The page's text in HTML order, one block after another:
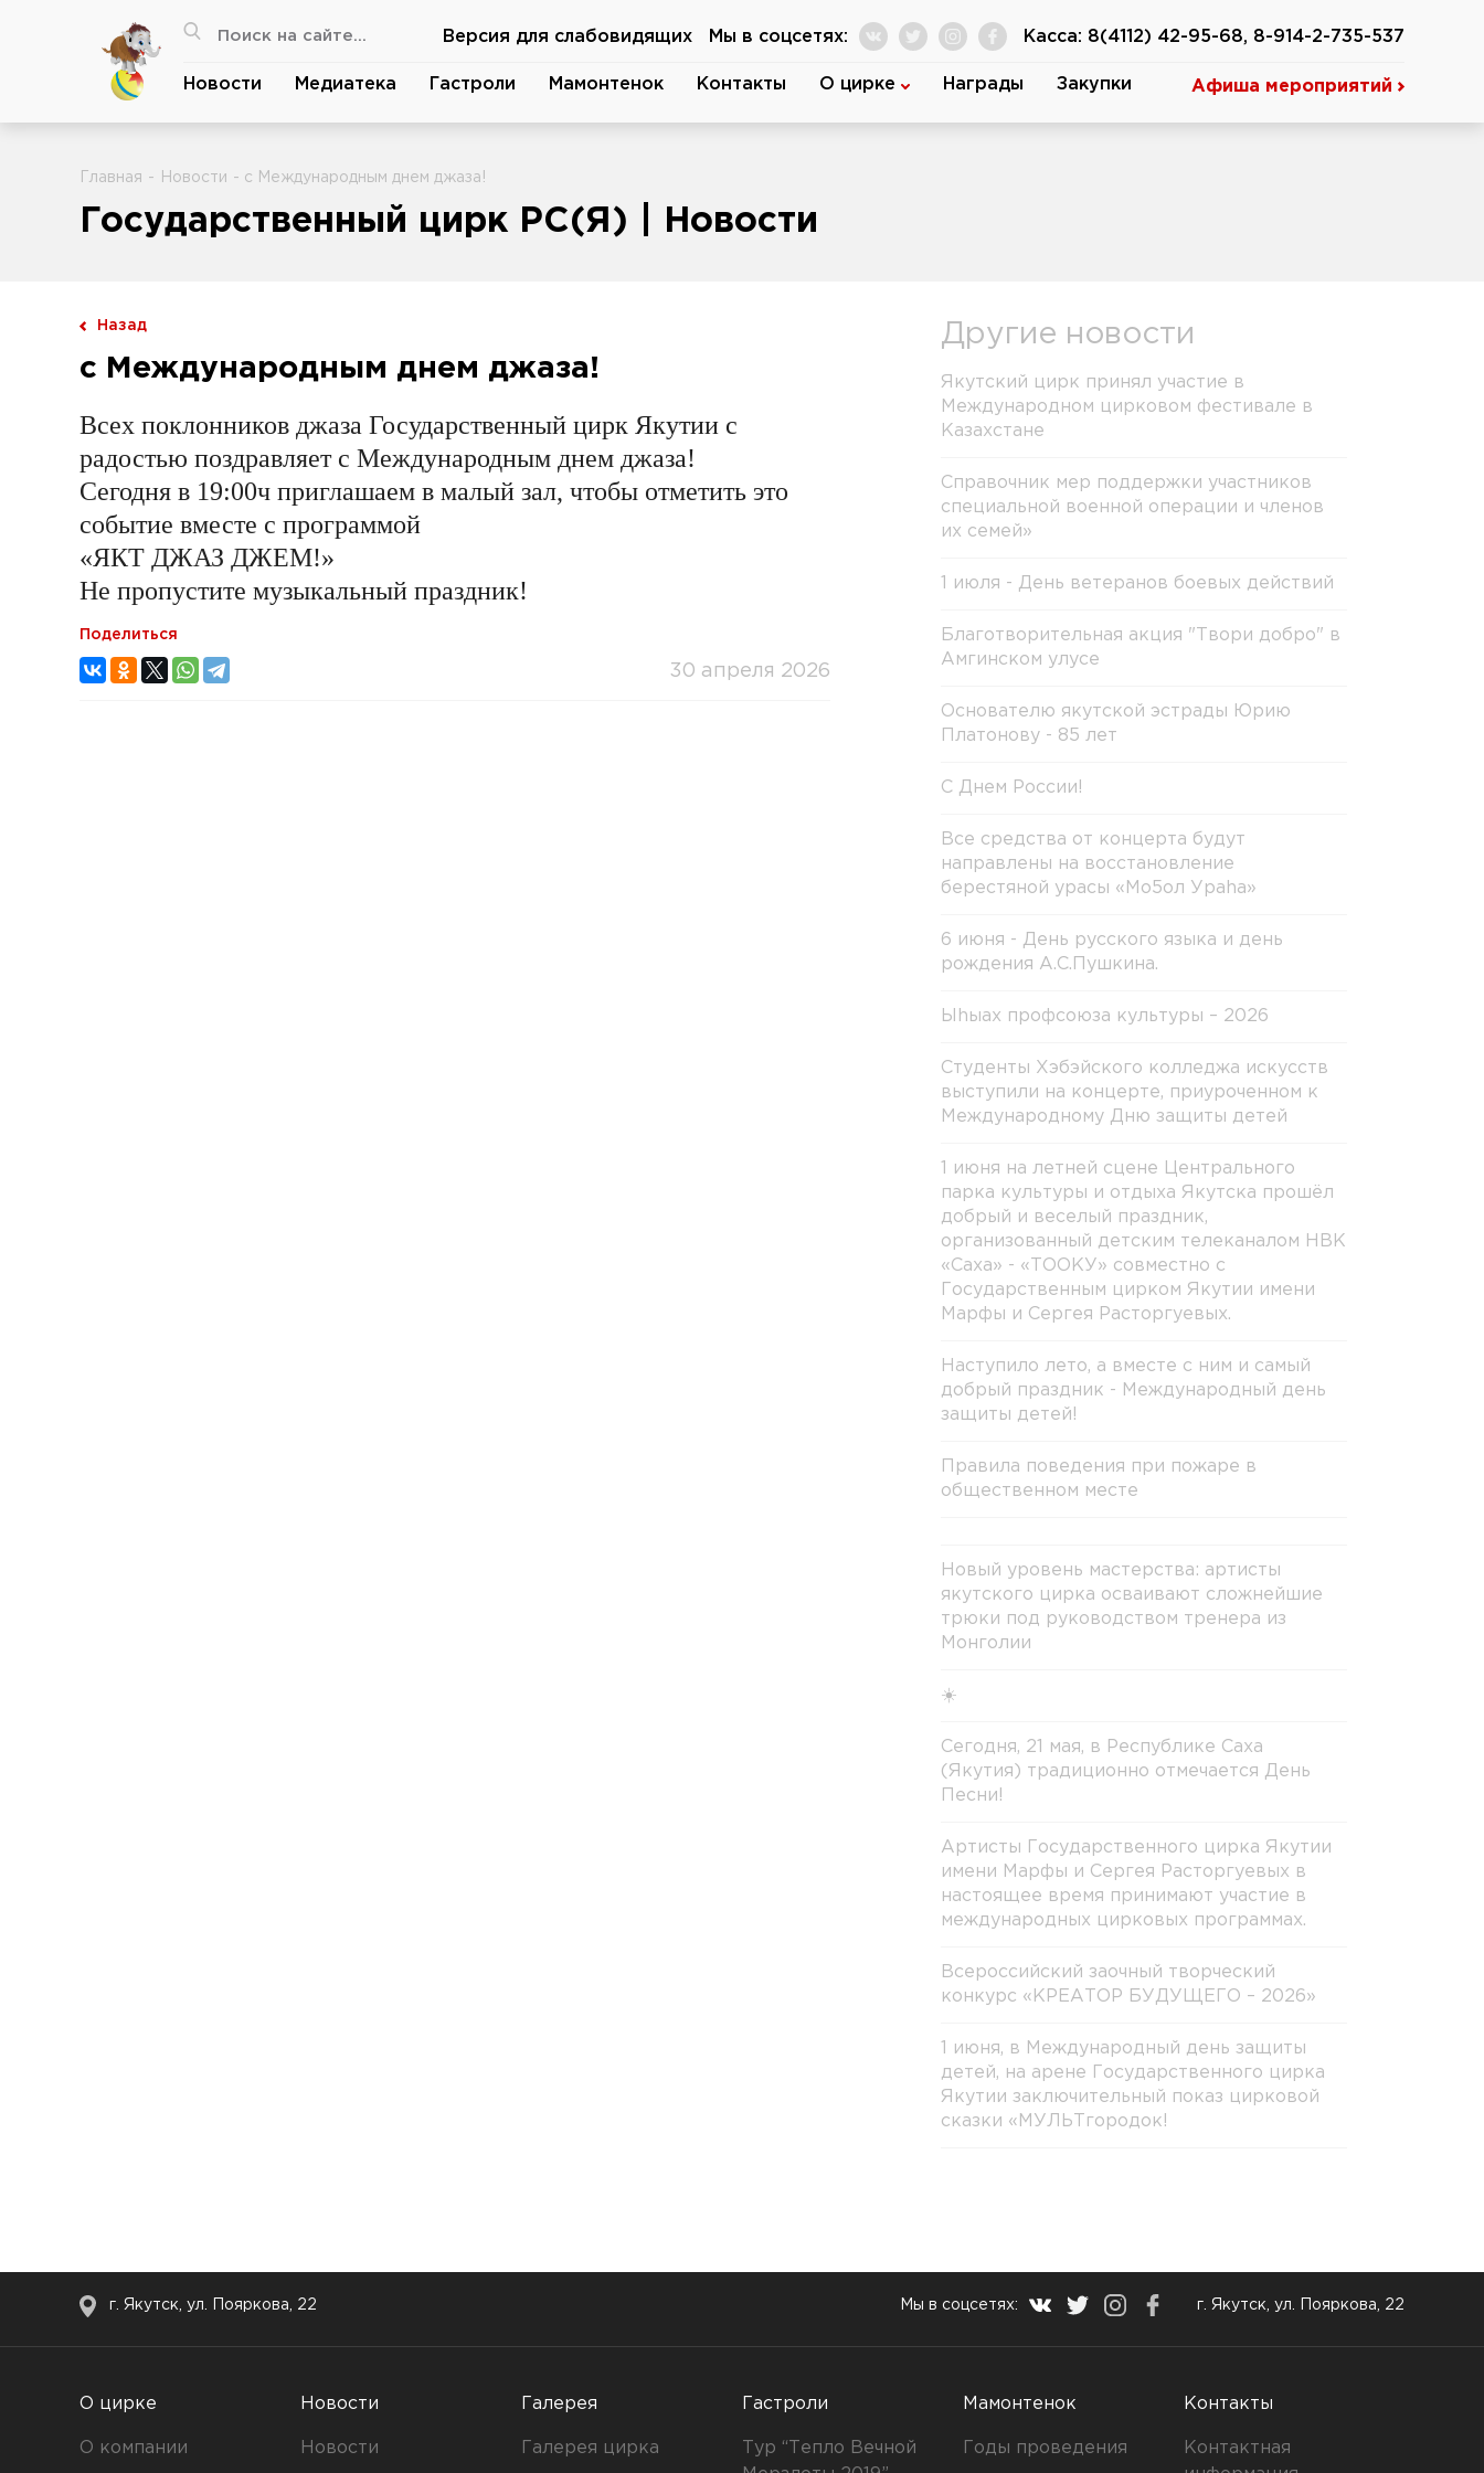
Версия для слабовидящих Мы в соцсетях: Касса: 8(4112) 42-95-68, 8-914-2-735-537
Новости Медиатека Гастроли Мамонтенок Контакты О цирке Награды Закупки Афиша мероприятий
Главная - Новости - с Международным днем джаза!
Государственный цирк РС(Я) | Новости
Назад
с Международным днем джаза!
Всех поклонников джаза Государственный цирк Якутии с
радостью поздравляет с Международным днем джаза!
Сегодня в 19:00ч приглашаем в малый зал, чтобы отметить это
событие вместе с программой
«ЯКТ ДЖАЗ ДЖЕМ!»
Не пропустите музыкальный праздник!
Поделиться
30 апреля 2026
Другие новости
Якутский цирк принял участие в
Международном цирковом фестивале в
Казахстане
Справочник мер поддержки участников
специальной военной операции и членов
их семей»
1 июля - День ветеранов боевых действий
Благотворительная акция "Твори добро" в
Амгинском улусе
Основателю якутской эстрады Юрию
Платонову - 85 лет
С Днем России!
Все средства от концерта будут
направлены на восстановление
берестяной урасы «Мо5ол Ураhа»
6 июня - День русского языка и день
рождения А.С.Пушкина.
Ыhыах профсоюза культуры – 2026
Студенты Хэбэйского колледжа искусств
выступили на концерте, приуроченном к
Международному Дню защиты детей
1 июня на летней сцене Центрального
парка культуры и отдыха Якутска прошёл
добрый и веселый праздник,
организованный детским телеканалом НВК
«Саха» - «ТООКУ» совместно с
Государственным цирком Якутии имени
Марфы и Сергея Расторгуевых.
Наступило лето, а вместе с ним и самый
добрый праздник - Международный день
защиты детей!
Правила поведения при пожаре в
общественном месте
Новый уровень мастерства: артисты
якутского цирка осваивают сложнейшие
трюки под руководством тренера из
Монголии
☀️
Сегодня, 21 мая, в Республике Саха
(Якутия) традиционно отмечается День
Песни!
Артисты Государственного цирка Якутии
имени Марфы и Сергея Расторгуевых в
настоящее время принимают участие в
международных цирковых программах.
Всероссийский заочный творческий
конкурс «КРЕАТОР БУДУЩЕГО – 2026»
1 июня, в Международный день защиты
детей, на арене Государственного цирка
Якутии заключительный показ цирковой
сказки «МУЛЬТгородок!
г. Якутск, ул. Пояркова, 22 Мы в соцсетях: г. Якутск, ул. Пояркова, 22
О цирке
О компании
Новости
Новости
Галерея
Галерея цирка
Гастроли
Тур “Тепло Вечной
Мамонтенок
Годы проведения
Контакты
Контактная